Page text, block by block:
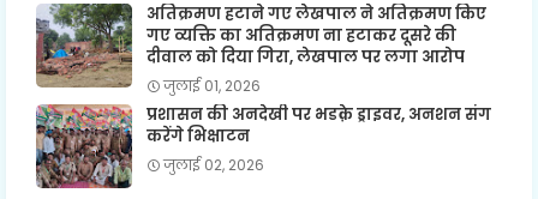
अतिक्रमण हटाने गए लेखपाल ने अतिक्रमण किए
गए व्यक्ति का अतिक्रमण ना हटाकर दूसरे की
दीवाल को दिया गिरा, लेखपाल पर लगा आरोप
जुलाई 01, 2026
प्रशासन की अनदेखी पर भडक़े ड्राइवर, अनशन संग
करेंगे भिक्षाटन
जुलाई 02, 2026